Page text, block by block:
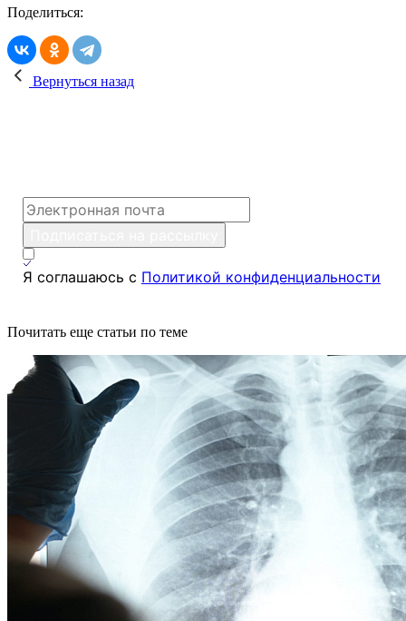
Поделиться:
Вернуться назад
Я соглашаюсь с Политикой конфиденциальности
Почитать еще статьи по теме